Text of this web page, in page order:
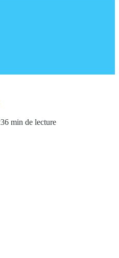
6 min de lecture